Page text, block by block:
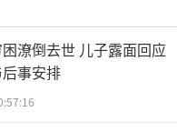
潦倒去世 儿子露面回应
事安排